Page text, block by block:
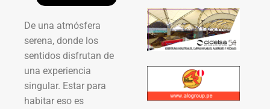
De una atmósfera
serena, donde los
sentidos disfrutan de
una experiencia
singular. Estar para
habitar eso es